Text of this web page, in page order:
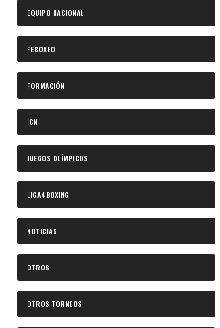
EQUIPO NACIONAL
FEBOXEO
FORMACIÓN
ICN
JUEGOS OLÍMPICOS
LIGA4BOXING
NOTICIAS
OTROS
OTROS TORNEOS